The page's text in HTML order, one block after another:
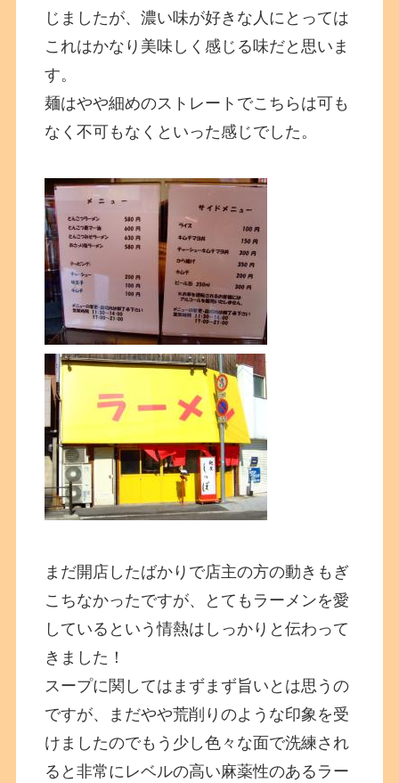
じましたが、濃い味が好きな人にとっては
これはかなり美味しく感じる味だと思いま
す。
麺はやや細めのストレートでこちらは可も
なく不可もなくといった感じでした。
まだ開店したばかりで店主の方の動きもぎ
こちなかったですが、とてもラーメンを愛
しているという情熱はしっかりと伝わって
きました！
スープに関してはまずまず旨いとは思うの
ですが、まだやや荒削りのような印象を受
けましたのでもう少し色々な面で洗練され
ると非常にレベルの高い麻薬性のあるラー